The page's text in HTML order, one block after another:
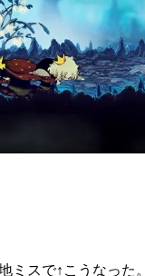
ミスで↑こうなった。